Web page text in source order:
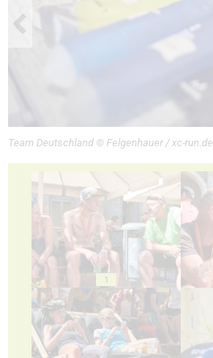
Team Deutschland © Felgenhauer / xc-run.de
1